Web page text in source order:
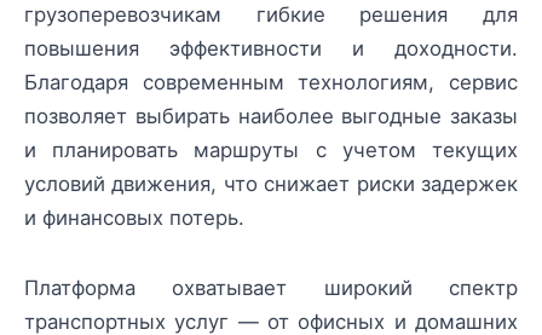
грузоперевозчикам гибкие решения для
повышения эффективности и доходности.
Благодаря современным технологиям, сервис
позволяет выбирать наиболее выгодные заказы
и планировать маршруты с учетом текущих
условий движения, что снижает риски задержек
и финансовых потерь.
Платформа охватывает широкий спектр
транспортных услуг — от офисных и домашних